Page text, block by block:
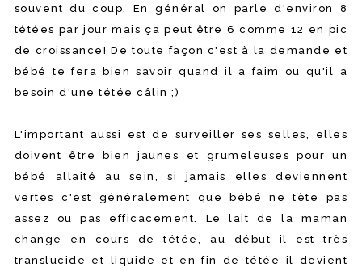
souvent du coup. En général on parle d'environ 8
tétées par jour mais ça peut être 6 comme 12 en pic
de croissance! De toute façon c'est à la demande et
bébé te fera bien savoir quand il a faim ou qu'il a
besoin d'une tétée câlin ;)
L'important aussi est de surveiller ses selles, elles
doivent être bien jaunes et grumeleuses pour un
bébé allaité au sein, si jamais elles deviennent
vertes c'est généralement que bébé ne tète pas
assez ou pas efficacement. Le lait de la maman
change en cours de tétée, au début il est très
translucide et liquide et en fin de tétée il devient